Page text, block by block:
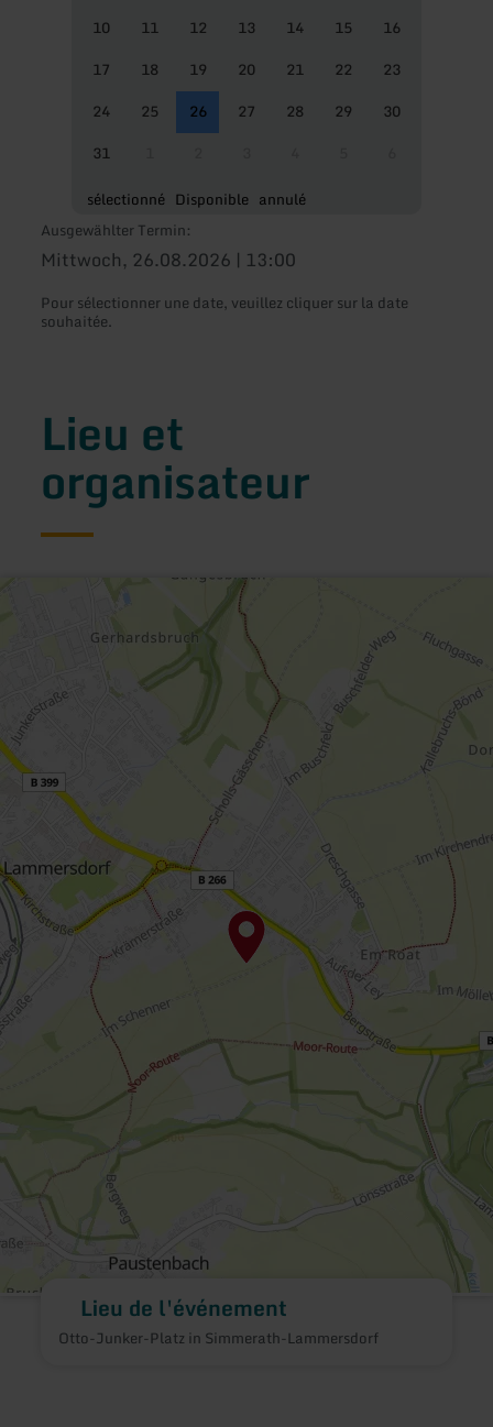
10
11 12 13 14 15
16
17
18 19 20 21 22
23
24
25 26 27 28 29
30
31
sélectionné Disponible annulé
Ausgewählter Termin:
Mittwoch, 26.08.2026 | 13:00
Pour sélectionner une date, veuillez cliquer sur la date
souhaitée.
Lieu et
organisateur
Lieu de l'événement
Otto-Junker-Platz in Simmerath-Lammersdorf